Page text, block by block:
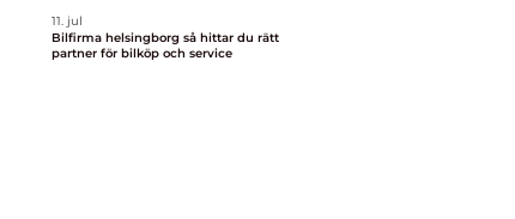
11. jul
Bilfirma helsingborg så hittar du rätt
partner för bilköp och service